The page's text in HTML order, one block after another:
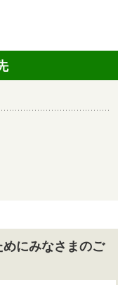
にみなさまのご